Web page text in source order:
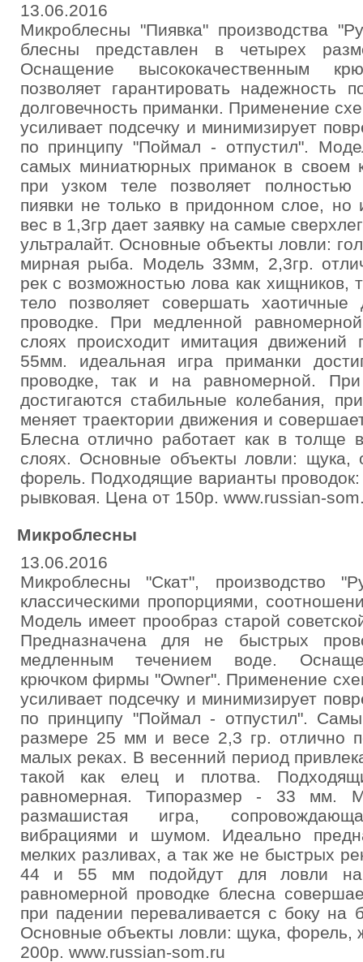
13.06.2016
Микроблесны "Пиявка" производства
блесны представлен в четырех
Оснащение высококачественным
позволяет гарантировать
долговечность приманки. Применение
усиливает подсечку и минимизирует
по принципу "Поймал - отпустил".
самых миниатюрных приманок в своем
при узком теле позволяет полностью
пиявки не только в придонном слое,
вес в 1,3гр дает заявку на самые
ультралайт. Основные объекты ловли:
мирная рыба. Модель 33мм, 2,3гр.
рек с возможностью лова как хищников,
тело позволяет совершать
проводке. При медленной
слоях происходит имитация
55мм. идеальная игра приманки
проводке, так и на равномерной.
достигаются стабильные колебания,
меняет траектории движения и
Блесна отлично работает как в толще
слоях. Основные объекты ловли: щука,
форель. Подходящие варианты
рывковая. Цена от 150р. www.russian-
Микроблесны
13.06.2016
Микроблесны "Скат", производство
классическими пропорциями,
Модель имеет прообраз старой
Предназначена для не быстрых
медленным течением воде.
крючком фирмы "Owner". Применение
усиливает подсечку и минимизирует
по принципу "Поймал - отпустил".
размере 25 мм и весе 2,3 гр. отлично
малых реках. В весенний период
такой как елец и плотва.
равномерная. Типоразмер - 33 мм.
размашистая игра,
вибрациями и шумом. Идеально
мелких разливах, а так же не быстрых
44 и 55 мм подойдут для ловли
равномерной проводке блесна
при падении переваливается с боку на
Основные объекты ловли: щука, форель,
200р. www.russian-som.ru